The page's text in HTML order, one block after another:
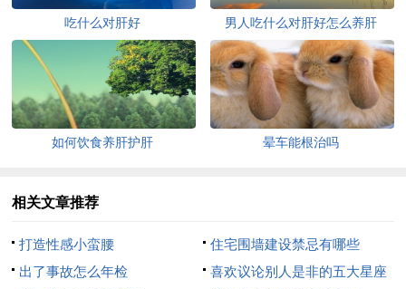
吃什么对肝好 男人吃什么对肝好怎么养肝
如何饮食养肝护肝 晕车能根治吗
相关文章推荐
打造性感小蛮腰
住宅围墙建设禁忌有哪些
出了事故怎么年检
喜欢议论别人是非的五大星座